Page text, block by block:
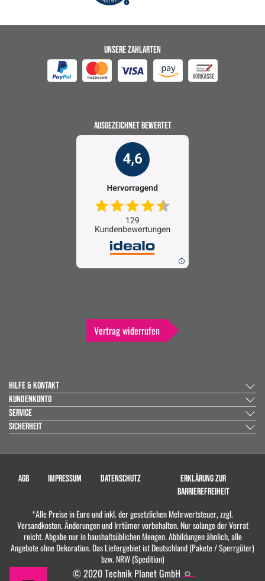
UNSERE ZAHLARTEN
AUSGEZEICHNET BEWERTET
Vertrag widerrufen
HILFE & KONTAKT
KUNDENKONTO
SERVICE
SICHERHEIT
AGB IMPRESSUM DATENSCHUTZ
ERKLÄRUNG ZUR
BARRIEREFREIHEIT
*Alle Preise in Euro und inkl. der gesetzlichen Mehrwertsteuer, zzgl.
Versandkosten. Änderungen und Irrtümer vorbehalten. Nur solange der Vorrat
reicht. Abgabe nur in haushaltsüblichen Mengen. Abbildungen ähnlich, alle
Angebote ohne Dekoration. Das Liefergebiet ist Deutschland (Pakete / Sperrgüter)
bzw. NRW (Spedition)
© 2020 Technik Planet GmbH